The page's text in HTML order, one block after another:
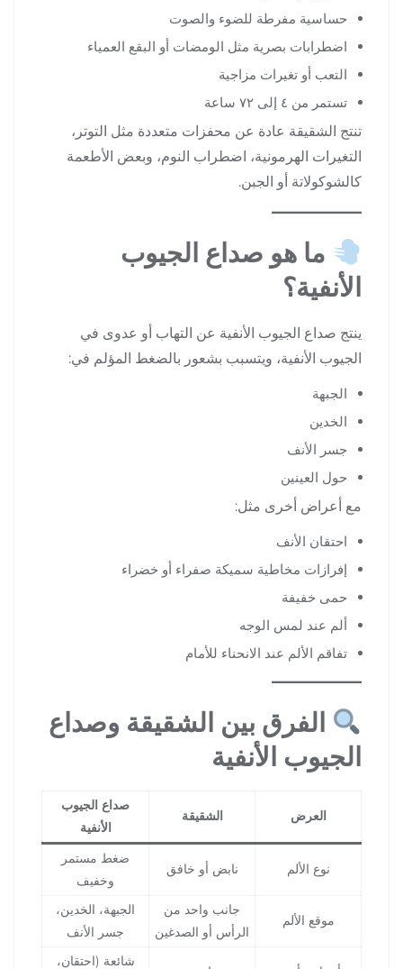
حساسية مفرطة للضوء والصوت
اضطرابات بصرية مثل الومضات أو البقع العمياء
التعب أو تغيرات مزاجية
تستمر من ٤ إلى ٧٢ ساعة
تنتج الشقيقة عادة عن محفزات متعددة مثل التوتر،
التغيرات الهرمونية، اضطراب النوم، وبعض الأطعمة
كالشوكولاتة أو الجبن.
ما هو صداع الجيوب
الأنفية؟
ينتج صداع الجيوب الأنفية عن التهاب أو عدوى في
الجيوب الأنفية، ويتسبب بشعور بالضغط المؤلم في:
الجبهة
الخدين
جسر الأنف
حول العينين
مع أعراض أخرى مثل:
احتقان الأنف
إفرازات مخاطية سميكة صفراء أو خضراء
حمى خفيفة
ألم عند لمس الوجه
تفاقم الألم عند الانحناء للأمام
الفرق بين الشقيقة وصداع
الجيوب الأنفية
العرض الشقيقة
صداع الجيوب
الأنفية
نوع الألم نابض أو خافق
ضغط مستمر
وخفيف
موقع الألم
جانب واحد من
الرأس أو الصدغين
الجبهة، الخدين،
جسر الأنف
شائعة (احتقان،